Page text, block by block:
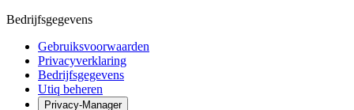
Bedrijfsgegevens
Gebruiksvoorwaarden
Privacyverklaring
Bedrijfsgegevens
Utiq beheren
Privacy-Manager